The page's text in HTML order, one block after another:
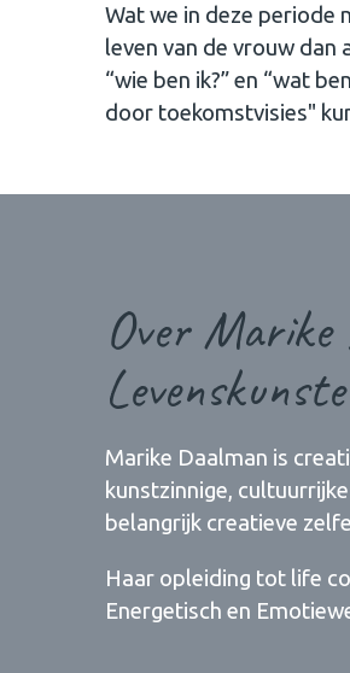
Wat we in deze periode
leven van de vrouw dan
“wie ben ik?” en “wat
door toekomstvisies"
Over
Marike Daalman is
kunstzinnige,
belangrijk creatieve
Haar opleiding tot life
Energetisch en